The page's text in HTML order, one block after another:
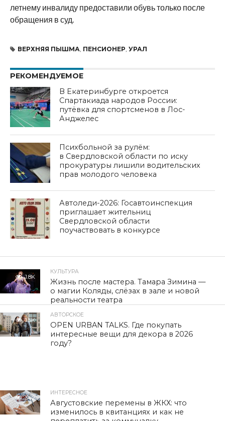
летнемуинвалиду предоставили обувь только после
обращения в суд.
ВЕРХНЯЯ ПЫШМА ПЕНСИОНЕР УРАЛ
РЕКОМЕНДУЕМОЕ
В Екатеринбурге откроется
Спартакиада народов России:
путёвка для спортсменов в Лос-
Анджелес
Психбольной за рулём:
в Свердловской области по иску
прокуратуры лишили водительских
прав молодого человека
Автоледи-2026: Госавтоинспекция
приглашает жительниц
Свердловской области
поучаствовать в конкурсе
1.8K
КУЛЬТУРА
Жизнь после мастера. Тамара Зимина —
о магии Коляды, слёзах в зале и новой
реальности театра
1.5K
АВТОРСКОЕ
OPEN URBAN TALKS. Где покупать
интересные вещи для декора в 2026
году?
342
ИНТЕРЕСНОЕ
Августовские перемены в ЖКХ: что
изменилось в квитанциях и как не